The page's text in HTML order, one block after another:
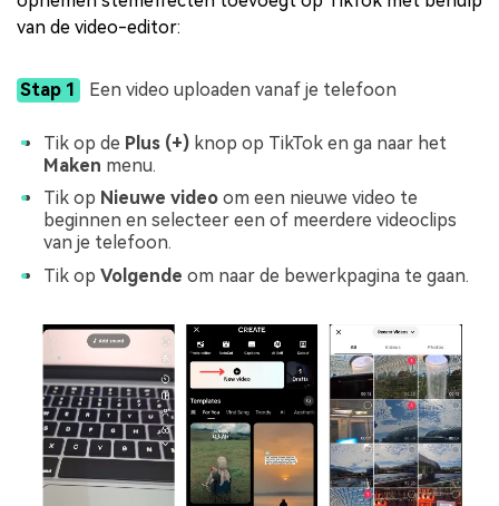
van de video-editor:
Stap 1 Een video uploaden vanaf je telefoon
Tik op de Plus (+) knop op TikTok en ga naar het
Maken menu.
Tik op Nieuwe video om een nieuwe video te
beginnen en selecteer een of meerdere videoclips
van je telefoon.
Tik op Volgende om naar de bewerkpagina te gaan.